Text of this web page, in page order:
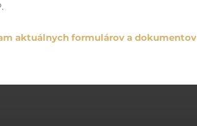
aktuálnych formulárov a dokumentov